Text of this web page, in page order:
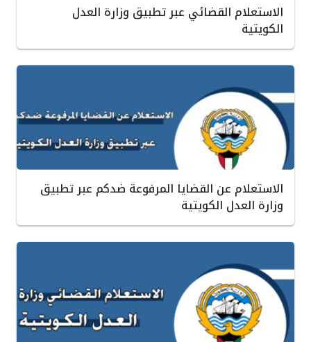
الاستعلام القضائي عبر تطبيق وزارة العدل
الكويتية
الاستعلام عن القضايا المرفوعة ضدكم عبر تطبيق
وزارة العدل الكويتية